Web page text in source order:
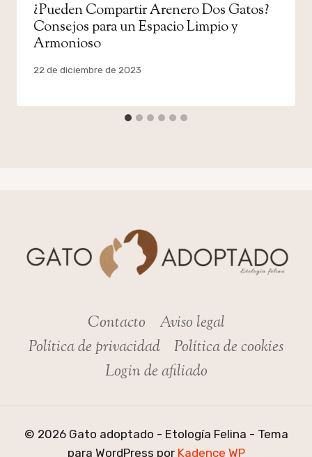
¿Pueden Compartir Arenero Dos Gatos?
Consejos para un Espacio Limpio y
Armonioso
Por
22 de diciembre de 2023
Contacto
Aviso legal
Política de privacidad
Política de cookies
Login de afiliado
© 2026 Gato adoptado - Etología Felina - Tema
para WordPress por Kadence WP